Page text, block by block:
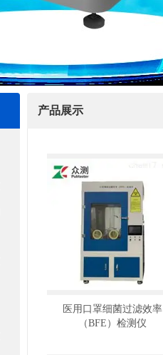
产品展示
医用口罩细菌过滤效率
（BFE）检测仪